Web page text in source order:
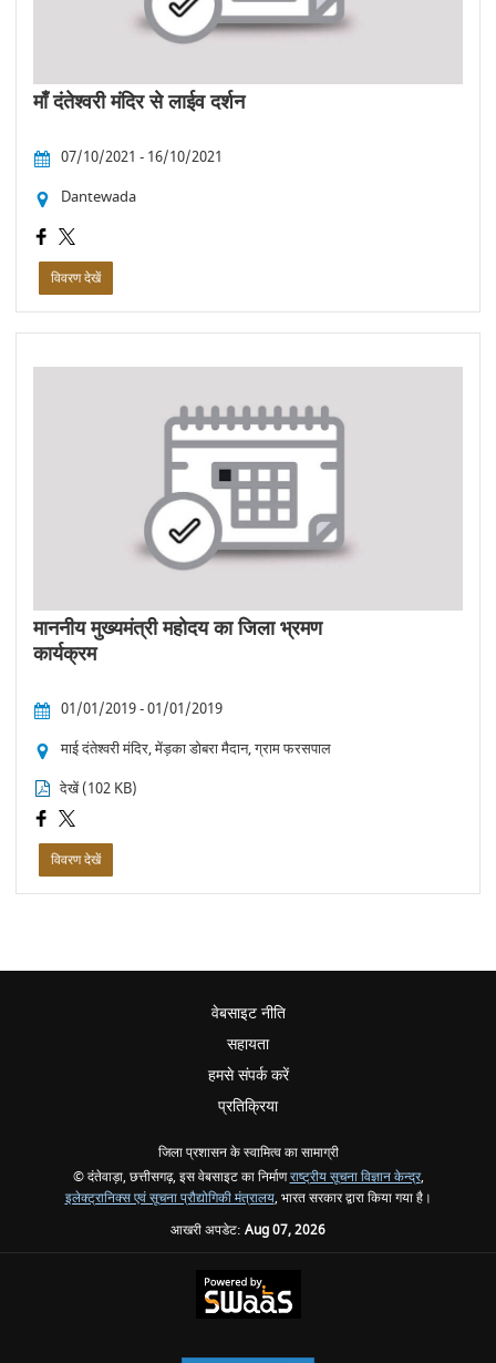
माँ दंतेश्वरी मंदिर से लाईव दर्शन
07/10/2021 - 16/10/2021
Dantewada
विवरण देखें
माननीय मुख्यमंत्री महोदय का जिला भ्रमण
कार्यक्रम
01/01/2019 - 01/01/2019
माई दंतेश्वरी मंदिर, मेंड़का डोबरा मैदान, ग्राम फरसपाल
देखें (102 KB)
विवरण देखें
वेबसाइट नीति
सहायता
हमसे संपर्क करें
प्रतिक्रिया
जिला प्रशासन के स्वामित्व का सामाग्री
© दंतेवाड़ा, छत्तीसगढ़, इस वेबसाइट का निर्माणराष्ट्रीय सूचना विज्ञान केन्द्र,
इलेक्ट्रानिक्स एवं सूचना प्रौद्योगिकी मंत्रालय, भारत सरकार द्वारा किया गया है।
आखरी अपडेट: Aug 07, 2026